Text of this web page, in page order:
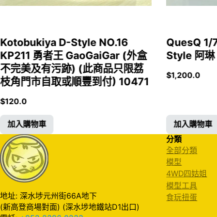
Kotobukiya D-Style NO.16
KP211 勇者王 GaoGaiGar (外盒
不完美及有污跡) (此商品只限荔
枝角門市自取或順豐到付) 10471
$120.0
加入購物車
QuesQ 1/
Style 阿
$1,200.0
加入購物車
地址: 深水埗元州街66A地下
(新高登商場對面) (深水埗地鐵站D1出口)
分類
全部分類
模型
4WD四姑姐
模型工具
食玩扭蛋